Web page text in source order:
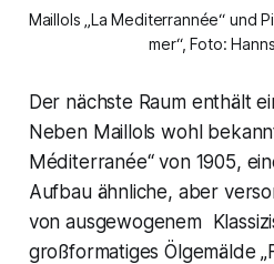
Maillols „La Mediterrannée“ und
mer“, Foto:
Der nächste Raum enthält
Neben Maillols wohl
Méditerranée“ von 1905,
Aufbau ähnliche, aber
von ausgewogenem
großformatiges Ölgemälde